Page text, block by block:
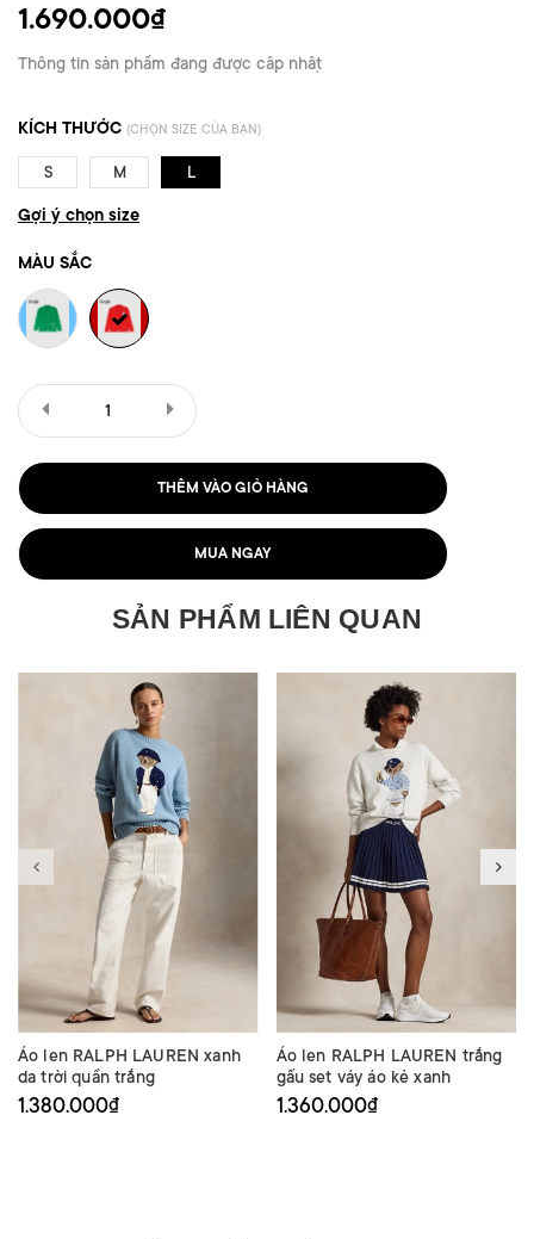
1.690.000₫
Thông tin sản phẩm đang được cập nhật
KÍCH THƯỚC (CHỌN SIZE CỦA BẠN)
S M L
Gợi ý chọn size
MÀU SẮC
THÊM VÀO GIỎ HÀNG
MUA NGAY
SẢN PHẨM LIÊN QUAN
Áo len RALPH LAUREN xanh
da trời quần trắng
1.380.000₫
Áo len RALPH LAUREN trắng
gấu set váy áo kẻ xanh
1.360.000₫